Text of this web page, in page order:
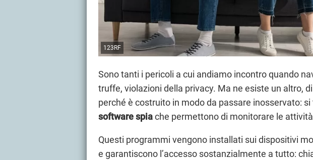
123RF
Sono tanti i pericoli a cui andiamo incontro quando
truffe, violazioni della privacy. Ma ne esiste un altro,
perché è costruito in modo da passare inosservato:
software spiache permettono di monitorare le
Questi programmi vengono installati sui dispositivi
e garantiscono l’accesso sostanzialmente a tutto: